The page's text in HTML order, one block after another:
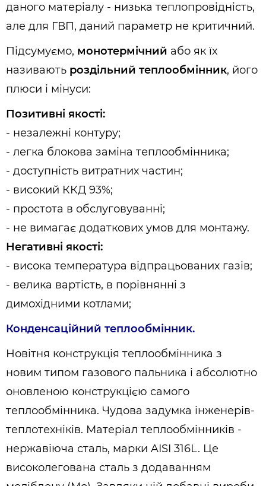
даного матеріалу - низька теплопровідність,
але для ГВП, даний параметр не критичний.
Підсумуємо, монотермічний або як їх
називають роздільний теплообмінник, його
плюси і мінуси:
Позитивні якості:
- незалежні контуру;
- легка блокова заміна теплообмінника;
- доступність витратних частин;
- високий ККД 93%;
- простота в обслуговуванні;
- не вимагає додаткових умов для монтажу.
Негативні якості:
- висока температура відпрацьованих газів;
- велика вартість, в порівнянні з
димохідними котлами;
Конденсаційний теплообмінник.
Новітня конструкція теплообмінника з
новим типом газового пальника і абсолютно
оновленою конструкцією самого
теплообмінника. Чудова задумка інженерів-
теплотехніків. Матеріал теплообмінників -
нержавіюча сталь, марки AISI 316L. Це
високолегована сталь з додаванням